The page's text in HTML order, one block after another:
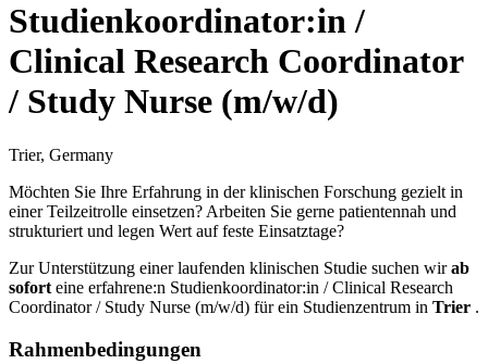
Studienkoordinator:in /
Clinical Research Coordinator
/ Study Nurse (m/w/d)
Trier, Germany
Möchten Sie Ihre Erfahrung in der klinischen Forschung gezielt in
einer Teilzeitrolle einsetzen? Arbeiten Sie gerne patientennah und
strukturiert und legen Wert auf feste Einsatztage?
Zur Unterstützung einer laufenden klinischen Studie suchen wirab
sofort eine erfahrene:n Studienkoordinator:in / Clinical Research
Coordinator / Study Nurse (m/w/d) für ein Studienzentrum in Trier .
Rahmenbedingungen